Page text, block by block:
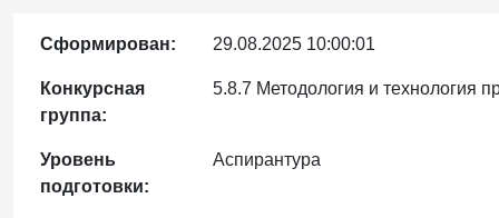
Сформирован: 29.08.2025 10:00:01
Конкурсная
группа:
5.8.7 Методология и технология
Уровень
подготовки:
Аспирантура